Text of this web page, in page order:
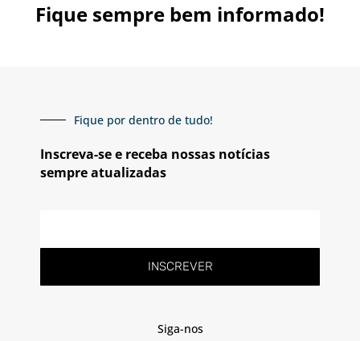
Fique sempre bem informado!
Fique por dentro de tudo!
Inscreva-se e receba nossas notícias
sempre atualizadas
INSCREVER
Siga-nos